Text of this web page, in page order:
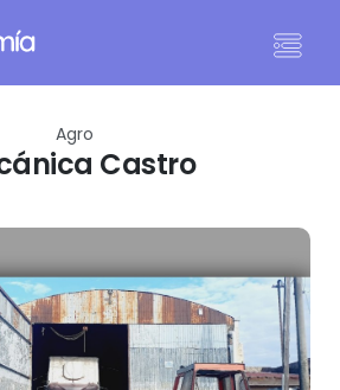
Agro
Castro